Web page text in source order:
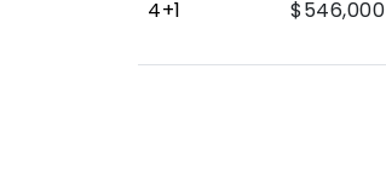
4+1
$546,000